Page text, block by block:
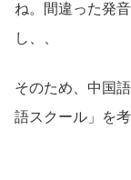
ね。間違った発
し、、
そのため、中国
語スクール」を